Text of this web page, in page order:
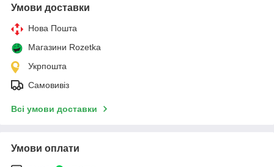
Умови доставки
Нова Пошта
Магазини Rozetka
Укрпошта
Самовивіз
Всі умови доставки
Умови оплати